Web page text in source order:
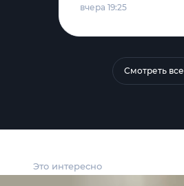
Это интересно
вчера 19:25
Смотреть все